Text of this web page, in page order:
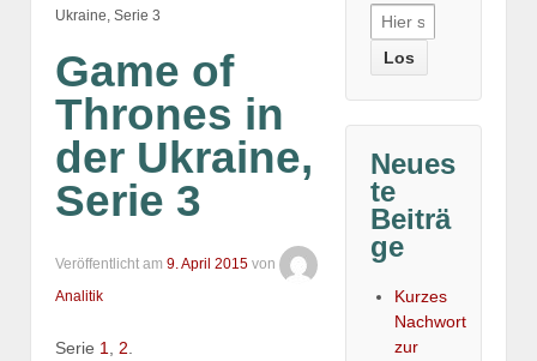
Ukraine, Serie 3
Game of
Thrones in
der Ukraine,
Serie 3
Veröffentlicht am 9. April 2015 von
Analitik
Serie 1 2
Suche
nach:
Neues
te
Beiträ
ge
Kurzes
Nachwort
zur